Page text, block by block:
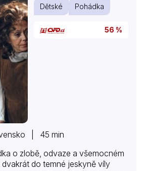
Dětské
Pohádka
56 %
| 45 min
o zlobě, odvaze a všemocném
do temné jeskyně víly